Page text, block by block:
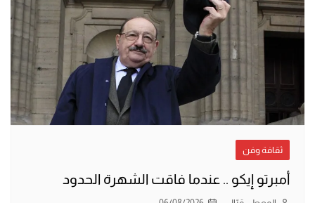
ثقافة وفن
أمبرتو إيكو .. عندما فاقت الشهرة الحدود